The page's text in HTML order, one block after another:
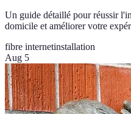
Un guide détaillé pour réussir
domicile et améliorer votre
fibre internetinstallation
Aug 5